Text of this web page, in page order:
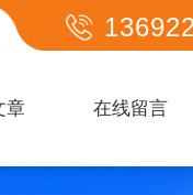
章 在线留言